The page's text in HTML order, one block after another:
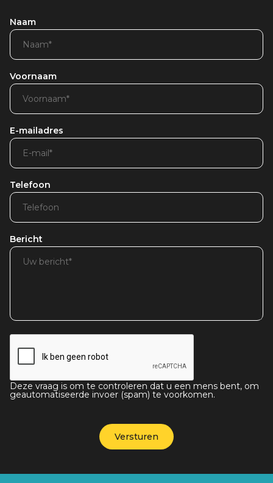
Naam
Voornaam
E-mailadres
Telefoon
Bericht
Deze vraag is om te controleren dat u een mens bent, om
geautomatiseerde invoer (spam) te voorkomen.